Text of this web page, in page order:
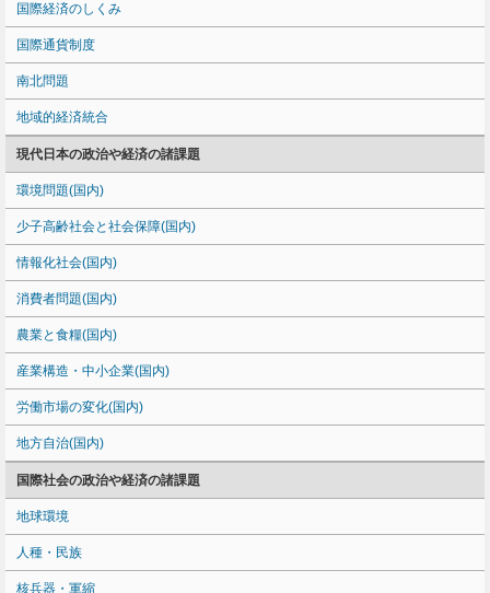
国際経済のしくみ
国際通貨制度
南北問題
地域的経済統合
現代日本の政治や経済の諸課題
環境問題(国内)
少子高齢社会と社会保障(国内)
情報化社会(国内)
消費者問題(国内)
農業と食糧(国内)
産業構造・中小企業(国内)
労働市場の変化(国内)
地方自治(国内)
国際社会の政治や経済の諸課題
地球環境
人種・民族
核兵器・軍縮